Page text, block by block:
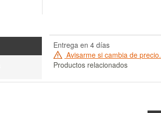
Entrega en 4 días
Avisarme si cambia de precio.
Productos relacionados